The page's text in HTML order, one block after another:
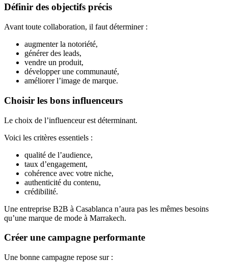
Définir des objectifs précis
Avant toute collaboration, il faut déterminer :
augmenter la notoriété,
générer des leads,
vendre un produit,
développer une communauté,
améliorer l’image de marque.
Choisir les bons influenceurs
Le choix de l’influenceur est déterminant.
Voici les critères essentiels :
qualité de l’audience,
taux d’engagement,
cohérence avec votre niche,
authenticité du contenu,
crédibilité.
Une entreprise B2B à Casablanca n’aura pas les mêmes besoins
qu’une marque de mode à Marrakech.
Créer une campagne performante
Une bonne campagne repose sur :